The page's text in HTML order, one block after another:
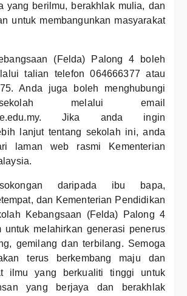
yang berilmu, berakhlak mulia, dan
untuk membangunkan masyarakat
(Felda) Palong 4 boleh
talian telefon 064666377 atau
Anda juga boleh menghubungi
melalui email
Jika anda ingin
lanjut tentang sekolah ini, anda
laman web rasmi Kementerian
daripada ibu bapa,
dan Kementerian Pendidikan
Kebangsaan (Felda) Palong 4
untuk melahirkan generasi penerus
gemilang dan terbilang. Semoga
terus berkembang maju dan
ilmu yang berkualiti tinggi untuk
yang berjaya dan berakhlak